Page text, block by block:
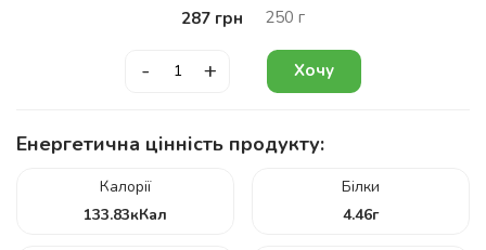
287 грн 250 г
- + Хочу
Енергетична цінність продукту:
Калорії
133.83кКал
Білки
4.46г